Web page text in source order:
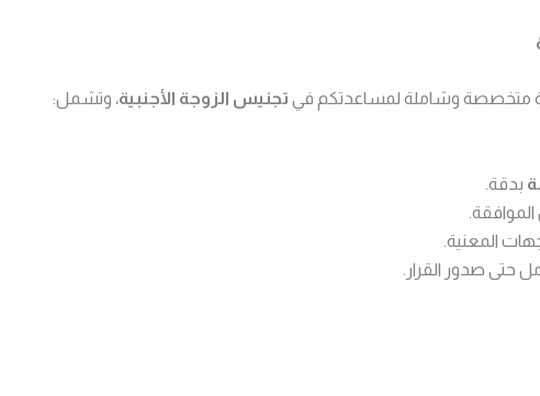
متخصصة وشاملة لمساعدتكم في تجنيس الزوجة الأجنبية، وتشمل:
بدقة.
المعنية.
حتى صدور القرار.